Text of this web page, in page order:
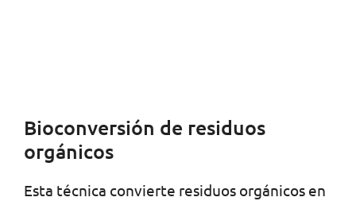
Bioconversión de residuos
orgánicos
Esta técnica convierte residuos orgánicos en